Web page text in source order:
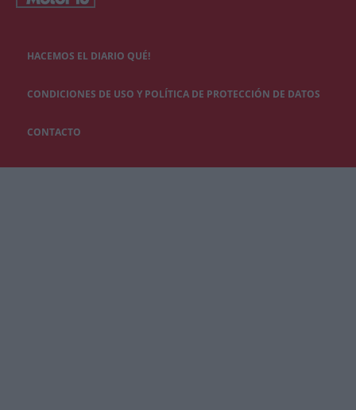
HACEMOS EL DIARIO QUÉ!
CONDICIONES DE USO Y POLÍTICA DE PROTECCIÓN DE DATOS
CONTACTO